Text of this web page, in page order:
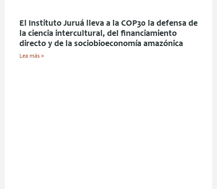
El Instituto Juruá lleva a la COP30 la defensa de
la ciencia intercultural, del financiamiento
directo y de la sociobioeconomía amazónica
Lea más »